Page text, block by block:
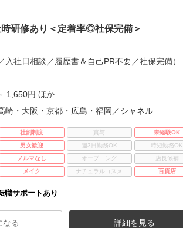
研修あり＜定着率◎社保完備＞
入社日相談／履歴書＆自己PR不要／社保完備）
1,650円 ほか
崎・大阪・京都・広島・福岡／シャネル
社割制度 賞与
未経験OK
男女歓迎 週3日勤務OK
時短勤務OK
ノルマなし オープニング
店長候補
メイク ナチュラルコスメ 百貨店
職サポートあり
なる 詳細を見る